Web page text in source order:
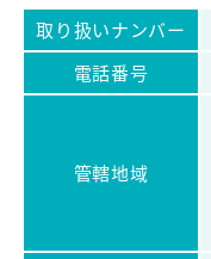
取り扱いナンバー
電話番号
管轄地域